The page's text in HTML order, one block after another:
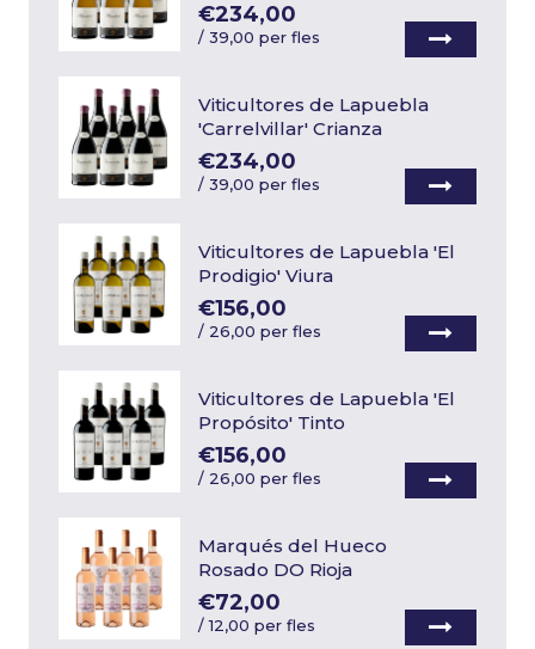
€234,00
/39,00 per fles
Viticultores de Lapuebla
'Carrelvillar' Crianza
€234,00
/39,00 per fles
Viticultores de Lapuebla 'El
Prodigio' Viura
€156,00
/ 26,00 per fles
Viticultores de Lapuebla 'El
Propósito' Tinto
€156,00
/ 26,00 per fles
Marqués del Hueco
Rosado DO Rioja
€72,00
/12,00 per fles